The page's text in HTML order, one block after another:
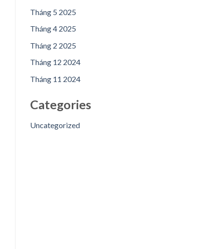
Tháng 5 2025
Tháng 4 2025
Tháng 2 2025
Tháng 12 2024
Tháng 11 2024
Categories
Uncategorized